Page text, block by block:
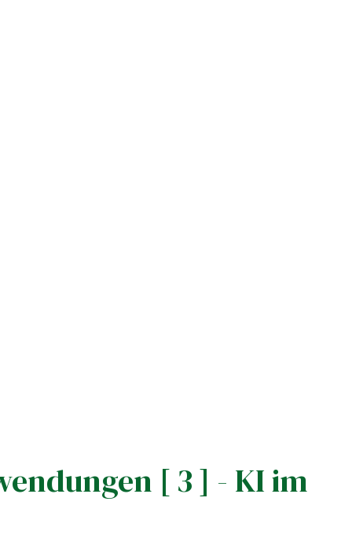
[ 3 ] - KI im